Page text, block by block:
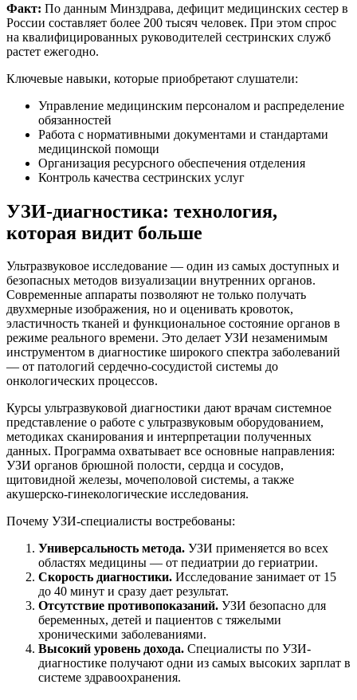
Факт: По данным Минздрава, дефицит медицинских сестер в
России составляет более 200 тысяч человек. При этом спрос
на квалифицированных руководителей сестринских служб
растет ежегодно.
Ключевые навыки, которые приобретают слушатели:
Управление медицинским персоналом и распределение
обязанностей
Работа с нормативными документами и стандартами
медицинской помощи
Организация ресурсного обеспечения отделения
Контроль качества сестринских услуг
УЗИ-диагностика: технология,
которая видит больше
Ультразвуковое исследование — один из самых доступных и
безопасных методов визуализации внутренних органов.
Современные аппараты позволяют не только получать
двухмерные изображения, но и оценивать кровоток,
эластичность тканей и функциональное состояние органов в
режиме реального времени. Это делает УЗИ незаменимым
инструментом в диагностике широкого спектра заболеваний
— от патологий сердечно-сосудистой системы до
онкологических процессов.
Курсы ультразвуковой диагностики дают врачам системное
представление о работе с ультразвуковым оборудованием,
методиках сканирования и интерпретации полученных
данных. Программа охватывает все основные направления:
УЗИ органов брюшной полости, сердца и сосудов,
щитовидной железы, мочеполовой системы, а также
акушерско-гинекологические исследования.
Почему УЗИ-специалисты востребованы:
Универсальность метода. УЗИ применяется во всех
областях медицины — от педиатрии до гериатрии.
Скорость диагностики. Исследование занимает от 15
до 40 минут и сразу дает результат.
Отсутствие противопоказаний. УЗИ безопасно для
беременных, детей и пациентов с тяжелыми
хроническими заболеваниями.
Высокий уровень дохода. Специалисты по УЗИ-
диагностике получают одни из самых высоких зарплат в
системе здравоохранения.